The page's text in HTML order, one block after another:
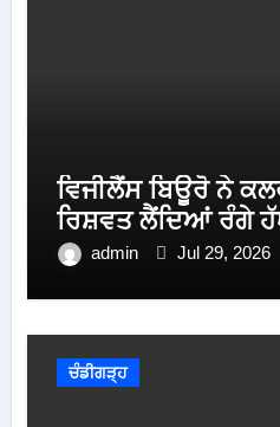
ਵਿਜੀਲੈਂਸ ਬਿਊਰੋ ਨੇ
ਰਿਸ਼ਵਤ ਲੈਂਦਿਆਂ ਰੰਗੇ
admin Jul 29, 2026
ਚੰਡੀਗੜ੍ਹ